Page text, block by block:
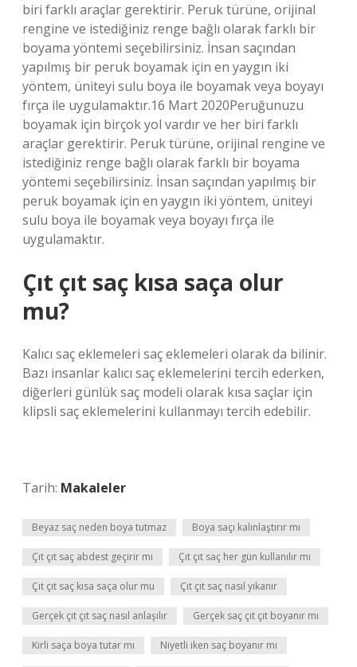
biri farklı araçlar gerektirir. Peruk türüne, orijinal
rengine ve istediğiniz renge bağlı olarak farklı bir
boyama yöntemi seçebilirsiniz. İnsan saçından
yapılmış bir peruk boyamak için en yaygın iki
yöntem, üniteyi sulu boya ile boyamak veya boyayı
fırça ile uygulamaktır.16 Mart 2020Peruğunuzu
boyamak için birçok yol vardır ve her biri farklı
araçlar gerektirir. Peruk türüne, orijinal rengine ve
istediğiniz renge bağlı olarak farklı bir boyama
yöntemi seçebilirsiniz. İnsan saçından yapılmış bir
peruk boyamak için en yaygın iki yöntem, üniteyi
sulu boya ile boyamak veya boyayı fırça ile
uygulamaktır.
Çıt çıt saç kısa saça olur
mu?
Kalıcı saç eklemeleri saç eklemeleri olarak da bilinir.
Bazı insanlar kalıcı saç eklemelerini tercih ederken,
diğerleri günlük saç modeli olarak kısa saçlar için
klipsli saç eklemelerini kullanmayı tercih edebilir.
Tarih: Makaleler
Beyaz saç neden boya tutmaz Boya saçı kalınlaştırır mı
Çıt çıt saç abdest geçirir mi Çıt çıt saç her gün kullanılır mı
Çıt çıt saç kısa saça olur mu Çıt çıt saç nasıl yıkanır
Gerçek çıt çıt saç nasıl anlaşılır Gerçek saç çıt çıt boyanır mı
Kirli saça boya tutar mı Niyetli iken saç boyanır mı